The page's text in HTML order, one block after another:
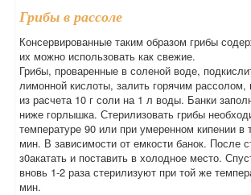
Грибы в рассоле
Консервированные таким образом грибы
их можно использовать как свежие.
Грибы, проваренные в соленой воде,
лимонной кислоты, залить горячим рассолом,
из расчета 10 г соли на 1 л воды. Банки
ниже горлышка. Стерилизовать грибы
температуре 90 или при умеренном кипении в
мин. В зависимости от емкости банок. После
з0акатать и поставить в холодное место.
вновь 1-2 раза стерилизуют при той же
мин.